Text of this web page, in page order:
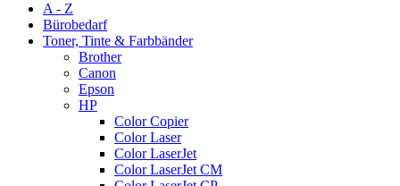
A - Z
Bürobedarf
Toner, Tinte & Farbbänder
Brother
Canon
Epson
HP
Color Copier
Color Laser
Color LaserJet
Color LaserJet CM